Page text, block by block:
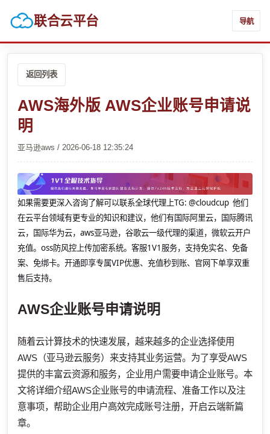
联合云平台 导航
返回列表
AWS海外版 AWS企业账号申请说
明
亚马逊aws / 2026-06-18 12:35:24
如果需要更深入咨询了解可以联系全球代理上TG: @cloudcup 他们
在云平台领域有更专业的知识和建议，他们有国际阿里云，国际腾讯
云，国际华为云，aws亚马逊，谷歌云一级代理的渠道，微软云开户
充值。oss防风控上传加密系统。客服1V1服务，支持免实名、免备
案、免绑卡。开通即享专属VIP优惠、充值秒到账、官网下单享双重
售后支持。
AWS企业账号申请说明
随着云计算技术的快速发展，越来越多的企业选择使用
AWS（亚马逊云服务）来支持其业务运营。为了享受AWS
提供的丰富云资源和服务，企业用户需要申请企业账号。本
文将详细介绍AWS企业账号的申请流程、准备工作以及注
意事项，帮助企业用户高效完成账号注册，开启云端新篇
章。